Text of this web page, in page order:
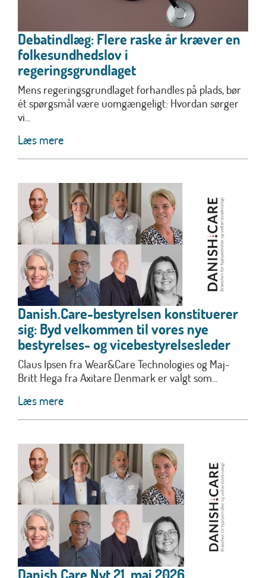
Debatindlæg: Flere raske år kræver en
folkesundhedslov i
regeringsgrundlaget
Mens regeringsgrundlaget forhandles på plads, bør
ét spørgsmål være uomgængeligt: Hvordan sørger
vi...
Læs mere
Danish.Care-bestyrelsen konstituerer
sig: Byd velkommen til vores nye
bestyrelses- og vicebestyrelsesleder
Claus Ipsen fra Wear&Care Technologies og Maj-
Britt Hega fra Axitare Denmark er valgt som...
Læs mere
Danish.Care Nyt 21. maj 2026